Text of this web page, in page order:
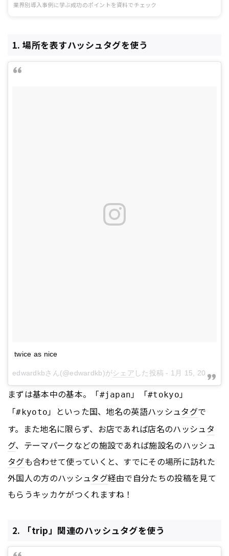
業界別導入事例に学ぶ成功のポイントを資料でチェック
1. 場所を表すハッシュタグを使う
twice as nice
edwardkbさん(@edwardkb)がシェア した投稿 - 1月 15, 2018 at 5:58午前 PST
まずは基本中の基本。「#japan 」「#tokyo 」
「#kyoto 」といった国、地名の英語ハッシュタグで
す。また地名に限らず、お店であれば店名のハッシュタ
グ、テーマパークなどの施設であれば施設名のハッシュ
タグも合わせて使っていくと、すでにその場所に訪れた
外国人の方のハッシュタグ経由で自分たちの投稿を見て
もらうキッカケがつくれますね！
2. 「trip」関連のハッシュタグを使う